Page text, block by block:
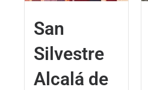
San
Silvestre
Alcalá de